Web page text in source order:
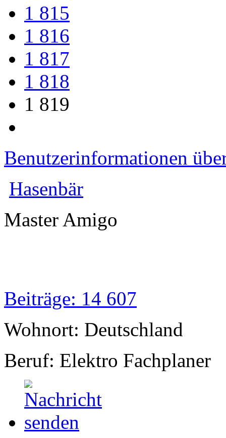
1 815
1 816
1 817
1 818
1 819
Benutzerinformationen
Hasenbär
Master Amigo
Beiträge: 14 607
Wohnort: Deutschland
Beruf: Elektro Fachplaner